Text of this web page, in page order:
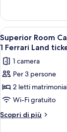
(Port
Aventura
tickets
&
Ferrari
Land
ticket)
Room
Callaghan,
2
adults
Aventura
tickets
Ferrari
ticket)
Apri
tutte
le
foto
per
Superior
Room
Callaghan,
5
Superior Room
1 Ferrari Land
1 camera
Per 3 persone
2 letti
Wi-Fi gratuito
Scopri di più
Altri